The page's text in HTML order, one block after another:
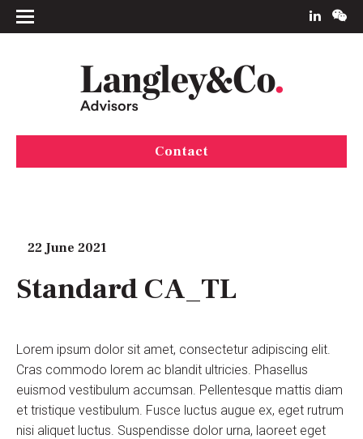
Contact
22 June 2021
Standard CA_TL
Lorem ipsum dolor sit amet, consectetur adipiscing elit.
Cras commodo lorem ac blandit ultricies. Phasellus
euismod vestibulum accumsan. Pellentesque mattis diam
et tristique vestibulum. Fusce luctus augue ex, eget rutrum
nisi aliquet luctus. Suspendisse dolor urna, laoreet eget